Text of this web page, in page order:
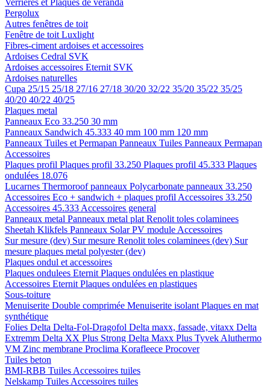
Verrières et Plaques de véranda
Pergolux
Autres fenêtres de toit
Fenêtre de toit Luxlight
Fibres-ciment ardoises et accessoires
Ardoises Cedral SVK
Ardoises accessoires Eternit SVK
Ardoises naturelles
Cupa 25/15 25/18 27/16 27/18 30/20 32/22 35/20 35/22 35/25
40/20 40/22 40/25
Plaques metal
Panneaux Eco 33.250 30 mm
Panneaux Sandwich 45.333 40 mm 100 mm 120 mm
Panneaux Tuiles et Permapan Panneaux Tuiles Panneaux Permapan
Accessoires
Plaques profil Plaques profil 33.250 Plaques profil 45.333 Plaques
ondulées 18.076
Lucarnes Thermoroof panneaux Polycarbonate panneaux 33.250
Accessoires Eco + sandwich + plaques profil Accessoires 33.250
Accessoires 45.333 Accessoires general
Panneaux metal Panneaux metal plat Renolit toles colaminees
Sheetah Klikfels Panneaux Solar PV module Accessoires
Sur mesure (dev) Sur mesure Renolit toles colaminees (dev) Sur
mesure plaques metal polyester (dev)
Plaques ondul et accessoires
Plaques ondulees Eternit Plaques ondulées en plastique
Accessoires Eternit Plaques ondulées en plastiques
Sous-toiture
Menuiserite Double comprimée Menuiserite isolant Plaques en mat
synthétique
Folies Delta Delta-Fol-Dragofol Delta maxx, fassade, vitaxx Delta
Extremm Delta XX Plus Strong Delta Maxx Plus Tyvek Aluthermo
VM Zinc membrane Proclima Korafleece Procover
Tuiles beton
BMI-RBB Tuiles Accessoires tuiles
Nelskamp Tuiles Accessoires tuiles